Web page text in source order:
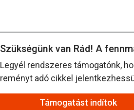
Szükségünk van Rád! A
Legyél rendszeres támogatónk,
reményt adó cikkel
Támogatást indítok